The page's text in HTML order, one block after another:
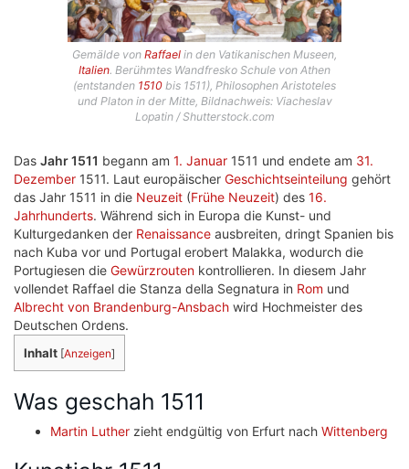
Gemälde von Raffael in den Vatikanischen Museen,
Italien. Berühmtes Wandfresko Schule von Athen
(entstanden 1510 bis 1511), Philosophen Aristoteles
und Platon in der Mitte, Bildnachweis: Viacheslav
Lopatin / Shutterstock.com
Das Jahr 1511 begann am 1. Januar 1511 und endete am 31.
Dezember 1511. Laut europäischer Geschichtseinteilung gehört
das Jahr 1511 in die Neuzeit (Frühe Neuzeit) des 16.
Jahrhunderts. Während sich in Europa die Kunst- und
Kulturgedanken der Renaissance ausbreiten, dringt Spanien bis
nach Kuba vor und Portugal erobert Malakka, wodurch die
Portugiesen die Gewürzrouten kontrollieren. In diesem Jahr
vollendet Raffael die Stanza della Segnatura in Rom und
Albrecht von Brandenburg-Ansbach wird Hochmeister des
Deutschen Ordens.
Inhalt [Anzeigen]
Was geschah 1511
Martin Luther zieht endgültig von Erfurt nach Wittenberg